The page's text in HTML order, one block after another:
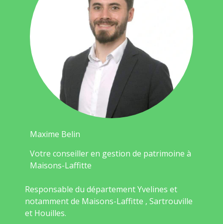
Maxime Belin
Votre conseiller en gestion de patrimoine à
Maisons-Laffitte
Responsable du département Yvelines et
notamment de Maisons-Laffitte , Sartrouville
et Houilles.